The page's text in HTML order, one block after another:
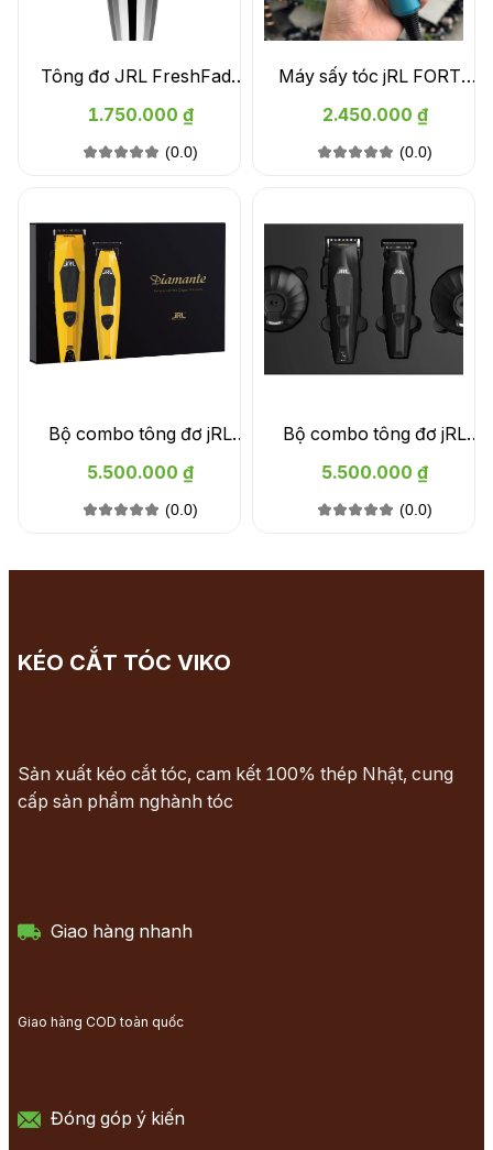
Tông đơ JRL FreshFade
2020C Silver
1.750.000 ₫
(0.0)
Máy sấy tóc jRL FORTE
PRO FP 2020H màu xanh
2.450.000 ₫
(0.0)
Bộ combo tông đơ jRL
Diamate chính hãng -
5.500.000 ₫
(0.0)
Bộ combo tông đơ jRL
Diamante - màu đen
5.500.000 ₫
(0.0)
KÉO CẮT TÓC VIKO
Sản xuất kéo cắt tóc, cam kết 100% thép Nhật, cung
cấp sản phẩm nghành tóc
Giao hàng nhanh
Giao hàng COD toàn quốc
Đóng góp ý kiến